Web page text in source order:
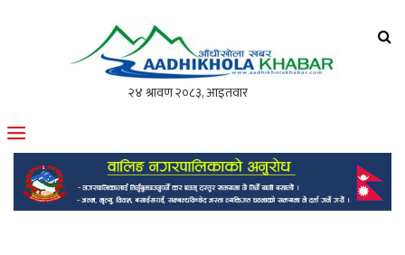
मोफसलकै लोकप्रिय अनलाइन पत्रिका